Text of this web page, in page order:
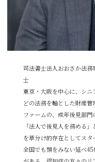
司法書士法人おおさか法
士
東京・大阪を中心に、シ
どの法務を軸とした財産
ファームの、成年後見部門
「法人で後見人を務める
を草分け的存在としてスタ
全国でも類をみない延べ